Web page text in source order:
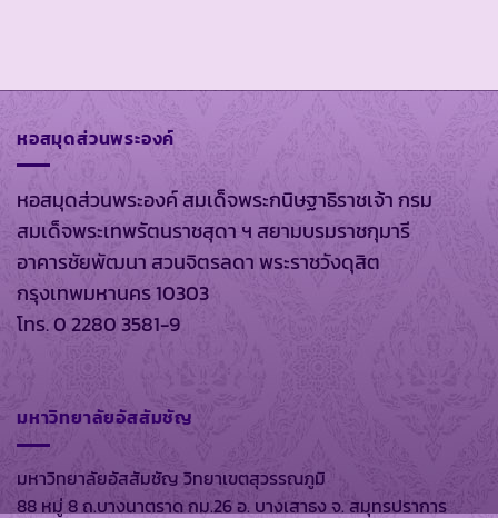
หอสมุดส่วนพระองค์
หอสมุดส่วนพระองค์ สมเด็จพระกนิษฐาธิราชเจ้า กรม
สมเด็จพระเทพรัตนราชสุดา ฯ สยามบรมราชกุมารี
อาคารชัยพัฒนา สวนจิตรลดา พระราชวังดุสิต
กรุงเทพมหานคร 10303
โทร. 0 2280 3581-9
มหาวิทยาลัยอัสสัมชัญ
มหาวิทยาลัยอัสสัมชัญ วิทยาเขตสุวรรณภูมิ
88 หมู่ 8 ถ.บางนาตราด กม.26 อ. บางเสาธง จ. สมุทรปราการ